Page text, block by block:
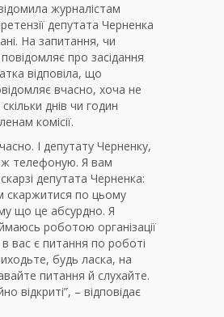
журналістам
депутата Черненка
На запитання, чи
про засідання
відповіла, що
вчасно, хоча не
днів чи годин
комісії.
І депутату Черненку,
телефоную. Я вам
депутата Черненка:
скаржитися по цьому
що це абсурдно. Я
роботою організації
в вас є питання по роботі
будь ласка, на
питання й слухайте.
відкриті”, – відповідає